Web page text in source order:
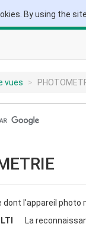
By using the
vues
dont l'appareil photo
La